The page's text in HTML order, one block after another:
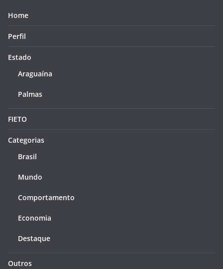
Home
Perfil
Estado
Araguaína
Palmas
FIETO
Categorias
Brasil
Mundo
Comportamento
Economia
Destaque
Outros